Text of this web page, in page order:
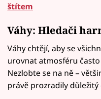
štítem
Váhy: Hledači
Váhy chtějí, aby se
urovnat atmosféru
Nezlobte se na ně –
právě prozradily důležitý